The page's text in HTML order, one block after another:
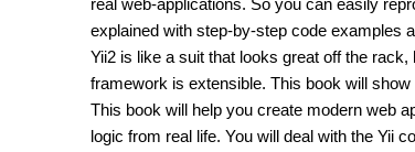
real web-applications. So you can easily
explained with step-by-step code examples
Yii2 is like a suit that looks great off the
framework is extensible. This book will
This book will help you create modern web
logic from real life. You will deal with the Yii